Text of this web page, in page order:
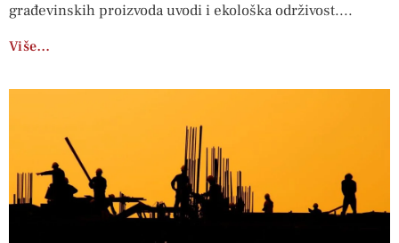
građevinskih proizvoda uvodi i ekološka održivost.
Više…